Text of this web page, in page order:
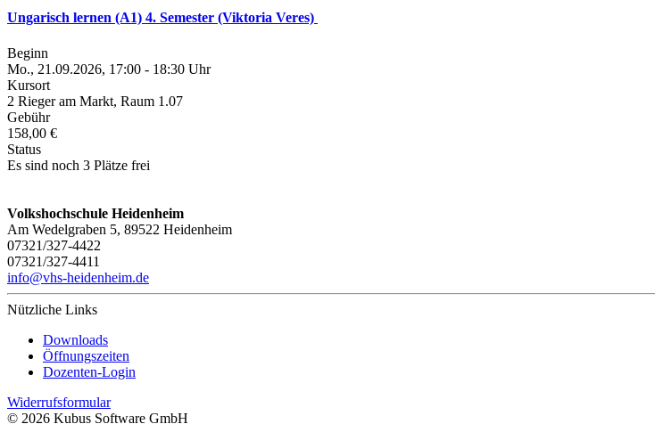
Ungarisch lernen (A1) 4. Semester (Viktoria Veres)
Beginn
Mo., 21.09.2026, 17:00 - 18:30 Uhr
Kursort
2 Rieger am Markt, Raum 1.07
Gebühr
158,00 €
Status
Es sind noch 3 Plätze frei
Volkshochschule Heidenheim
Am Wedelgraben 5, 89522 Heidenheim
07321/327-4422
07321/327-4411
info@vhs-heidenheim.de
Nützliche Links
Downloads
Öffnungszeiten
Dozenten-Login
Widerrufsformular
© 2026 Kubus Software GmbH